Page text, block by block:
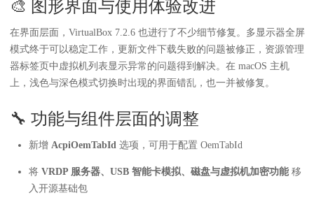
🎨 图形界面与使用体验改进
在界面层面，VirtualBox 7.2.6 也进行了不少细节修复。多显示器全屏
模式终于可以稳定工作，更新文件下载失败的问题被修正，资源管理
器标签页中虚拟机列表显示异常的问题得到解决。在 macOS 主机
上，浅色与深色模式切换时出现的界面错乱，也一并被修复。
🔧 功能与组件层面的调整
新增 AcpiOemTabId选项，可用于配置 OemTabId
将 VRDP 服务器、USB 智能卡模拟、磁盘与虚拟机加密功能移
入开源基础包